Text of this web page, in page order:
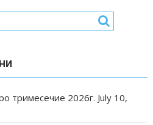
тримесечие 2026г. July 10,